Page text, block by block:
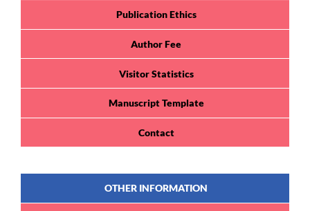
Publication Ethics
Author Fee
Visitor Statistics
Manuscript Template
Contact
OTHER INFORMATION